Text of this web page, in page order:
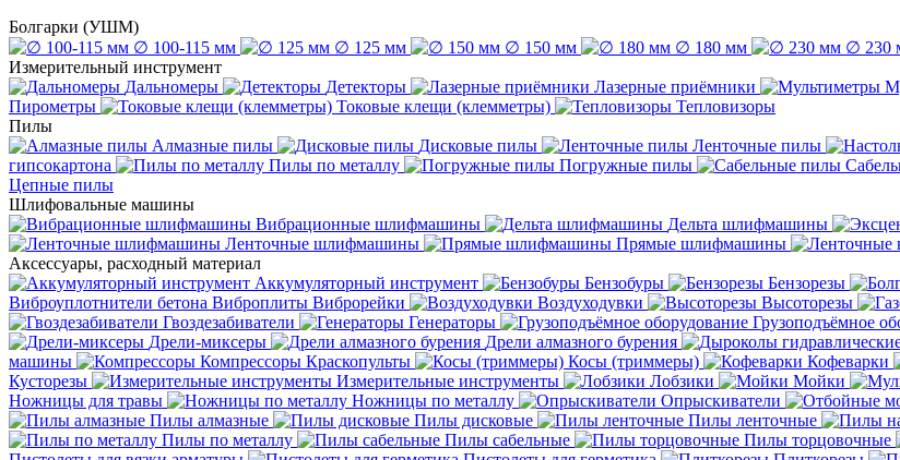
Болгарки (УШМ)
∅ 100-115 мм
∅ 125 мм ∅ 150 мм ∅ 180 мм ∅ 230
Измерительный инструмент
Дальномеры
Детекторы Лазерные приёмники
Пирометры
Токовые клещи (клемметры)
Тепловизоры
Пилы
Алмазные пилы
Дисковые пилы Ленточные пилы
гипсокартона
Пилы по металлу Погружные пилы
Цепные пилы
Шлифовальные машины
Вибрационные шлифмашины
Дельта шлифмашины
Ленточные шлифмашины
Прямые шлифмашины
Аксессуары, расходный материал
Аккумуляторный инструмент
Бензобуры Бензорезы
Виброуплотнители бетона Виброплиты Виброрейки Воздуходувки Высоторезы
Гвоздезабиватели
Генераторы Грузоподъёмное
Дрели-миксеры
Дрели алмазного бурения
машины
Компрессоры Краскопульты Косы (триммеры) Кофеварки
Кусторезы
Измерительные инструменты Лобзики Мойки
Ножницы для травы
Ножницы по металлу Опрыскиватели
Пилы алмазные
Пилы дисковые Пилы ленточные
Пилы по металлу
Пилы сабельные Пилы торцовочные